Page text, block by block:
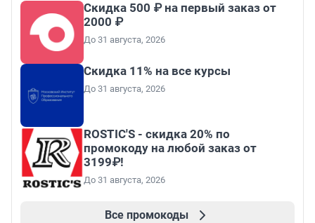
Скидка 500 ₽ на первый заказ от
2000 ₽
До 31 августа, 2026
Скидка 11% на все курсы
До 31 августа, 2026
ROSTIC'S - скидка 20% по
промокоду на любой заказ от
3199₽!
До 31 августа, 2026
Все промокоды